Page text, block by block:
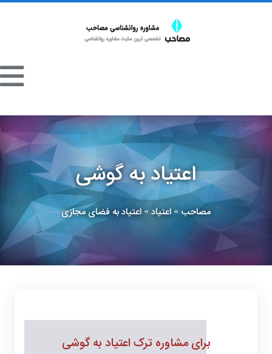
اعتیاد به گوشی
مصاحب » اعتیاد » اعتیاد به فضای مجازی
برای مشاوره ترک اعتیاد به گوشی